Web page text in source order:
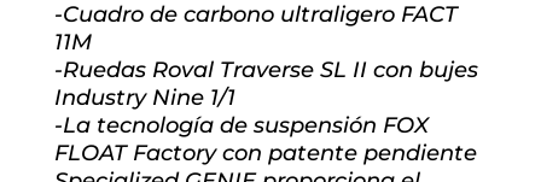
-Cuadro de carbono ultraligero FACT
11M
-Ruedas Roval Traverse SL II con bujes
Industry Nine 1/1
-La tecnología de suspensión FOX
FLOAT Factory con patente pendiente